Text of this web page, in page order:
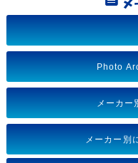
Photo
メーカ
メーカー別